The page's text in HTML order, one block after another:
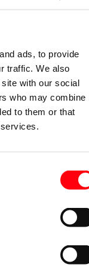
ads, to provide
traffic. We also
with our social
who may combine
to them or that
- Courant
System pro M
aan de
System pro M
S300P, F200
B type up to 63